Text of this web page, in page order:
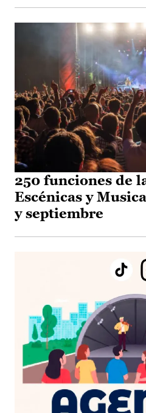
250 funciones de
Escénicas y
y septiembre